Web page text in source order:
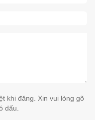
khi đăng. Xin vui lòng gõ
dấu.